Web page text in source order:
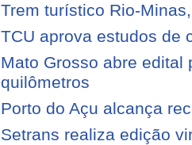
Trem turístico Rio-
TCU aprova estudos de
Mato Grosso abre edital
quilômetros
Porto do Açu alcança
Setrans realiza edição